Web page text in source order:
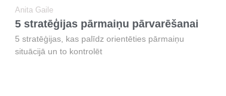
Anita Gaile
5 stratēģijas pārmaiņu pārvarēšanai
5 stratēģijas, kas palīdz orientēties pārmaiņu
situācijā un to kontrolēt